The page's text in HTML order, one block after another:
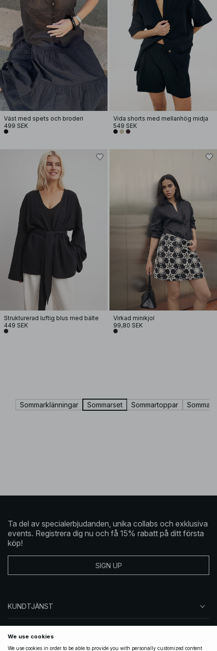
Väst med spets och broderi
499 SEK
Vida shorts med mellanhög midja
549 SEK
Strukturerad luftig blus med bälte
449 SEK
Virkad minikjol
99,80 SEK
Sommarklänningar Sommarset Sommartoppar
Ta del av specialerbjudanden, unika collabs och exklusiva
events. Registrera dig nu och få 15% rabatt på ditt första
köp!
SIGN UP
KUNDTJÄNST